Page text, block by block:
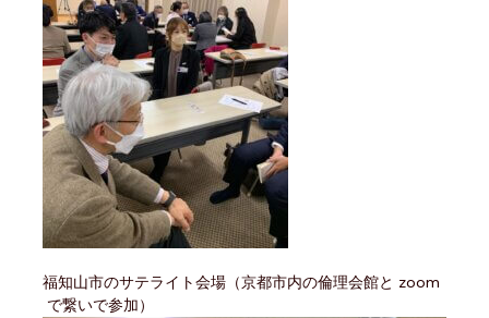
福知山市のサテライト会場（京都市内の倫理会館と zoom
で繋いで参加）